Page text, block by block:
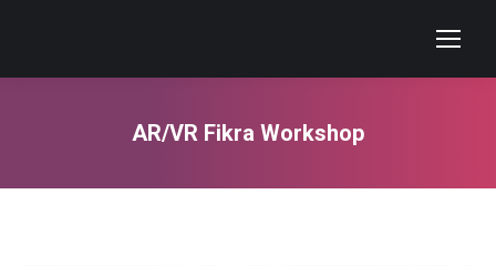
AR/VR Fikra Workshop